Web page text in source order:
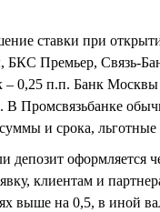
ставки при
Премьер, Связь-
– 0,25 п.п. Банк
В Промсвязьбанке
и срока,
оформляется
клиентам и
выше на 0,5, в иной